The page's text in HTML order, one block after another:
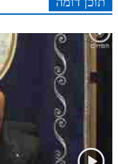
p
k
k
o